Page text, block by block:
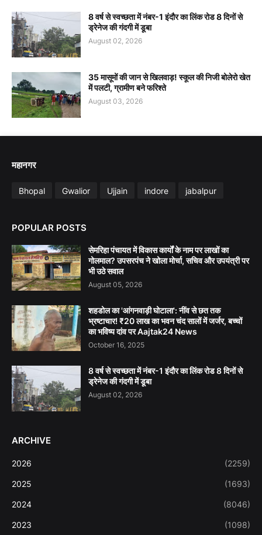
8 वर्ष से स्वच्छता में नंबर-1 इंदौर का लिंक रोड 8 दिनों से
ड्रेनेज की गंदगी में डूबा
August 02, 2026
35 मासूमों की जान से खिलवाड़! स्कूल की निजी बोलेरो खेत
में पलटी, ग्रामीण बने फरिश्ते
August 03, 2026
महानगर
Bhopal Gwalior Ujjain indore jabalpur
POPULAR POSTS
सेमरिहा पंचायत में विकास कार्यों के नाम पर लाखों का
गोलमाल? उपसरपंच ने खोला मोर्चा, सचिव और उपयंत्री पर
भी उठे सवाल
August 05, 2026
शहडोल का 'आंगनवाड़ी घोटाला': नींव से छत तक
भ्रष्टाचार! ₹20 लाख का भवन चंद सालों में जर्जर, बच्चों
का भविष्य दांव पर Aajtak24 News
October 16, 2025
8 वर्ष से स्वच्छता में नंबर-1 इंदौर का लिंक रोड 8 दिनों से
ड्रेनेज की गंदगी में डूबा
August 02, 2026
ARCHIVE
2026 (2259)
2025 (1693)
2024 (8046)
2023 (1098)